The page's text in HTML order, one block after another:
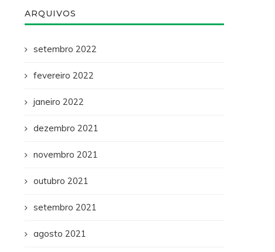
ARQUIVOS
setembro 2022
fevereiro 2022
janeiro 2022
dezembro 2021
novembro 2021
outubro 2021
setembro 2021
agosto 2021